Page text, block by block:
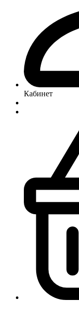
Кабинет